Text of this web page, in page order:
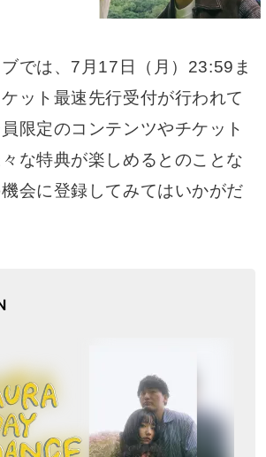
では、7月17日（月）23:59ま
ット最速先行受付が行われて
限定のコンテンツやチケット
な特典が楽しめるとのことな
会に登録してみてはいかがだ